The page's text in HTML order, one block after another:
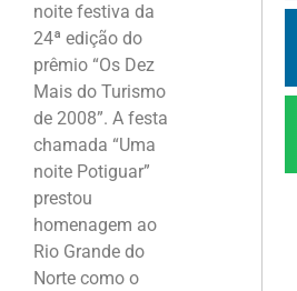
noite festiva da
24ª edição do
prêmio “Os Dez
Mais do Turismo
de 2008”. A festa
chamada “Uma
noite Potiguar”
prestou
homenagem ao
Rio Grande do
Norte como o